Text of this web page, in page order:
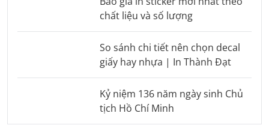
chất liệu và số lượng
So sánh chi tiết nên chọn decal
giấy hay nhựa | In Thành Đạt
Kỷ niệm 136 năm ngày sinh Chủ
tịch Hồ Chí Minh